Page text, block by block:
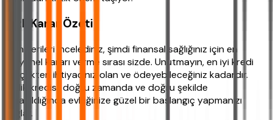
Hızlı Karar Özeti
Tüm verileri incelediniz, şimdi finansal sağlığınız için en
rasyonel kararı verme sırası sizde. Unutmayın, en iyi kredi
gerçekten ihtiyacınız olan ve ödeyebileceğiniz kadardır.
Evlilik kredisi, doğru zamanda ve doğru şekilde
kullanıldığında evliliğinize güzel bir başlangıç yapmanızı
sağlar.